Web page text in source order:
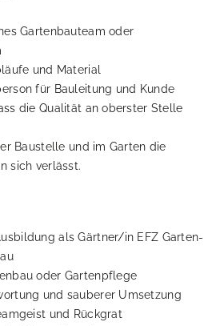
Gartenbauteam oder
und Material
für Bauleitung und Kunde
die Qualität an oberster Stelle
Baustelle und im Garten die
sich verlässt.
als Gärtner/in EFZ Garten-
oder Gartenpflege
und sauberer Umsetzung
und Rückgrat